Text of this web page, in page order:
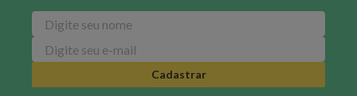
Cadastrar